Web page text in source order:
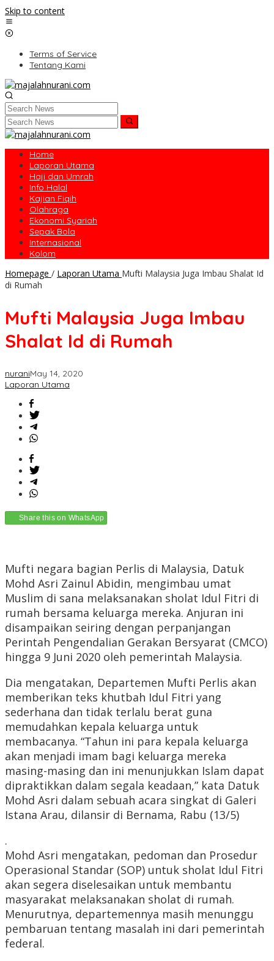
Skip to content
Terms of Service
Tentang Kami
Home
Laporan Utama
Haji dan Umrah
Info Halal
Kajian Fiqih
Olahraga
Ekonomi Syariah
Sepak Bola
Internasional
Kolom
Homepage / Laporan Utama Mufti Malaysia Juga Imbau Shalat Id
di Rumah
Mufti Malaysia Juga Imbau
Shalat Id di Rumah
nuraniMay 14, 2020
Laporan Utama
Share this on WhatsApp
Mufti negara bagian Perlis di Malaysia, Datuk
Mohd Asri Zainul Abidin, mengimbau umat
Muslim di sana melaksanakan sholat Idul Fitri di
rumah bersama keluarga mereka. Anjuran ini
disampaikan seiring dengan perpanjangan
Perintah Pengendalian Gerakan Bersyarat (CMCO)
hingga 9 Juni 2020 oleh pemerintah Malaysia.
Dia mengatakan, Departemen Mufti Perlis akan
memberikan teks khutbah Idul Fitri yang
sederhana dan tidak terlalu berat guna
memudahkan kepala keluarga untuk
membacanya. “Tahun ini para kepala keluarga
akan menjadi imam bagi keluarga mereka
masing-masing dan ini menunjukkan Islam dapat
dipraktikkan dalam segala keadaan,” kata Datuk
Mohd Asri dalam sebuah acara singkat di Galeri
Istana Arau, dilansir di Bernama, Rabu (13/5)
.
Mohd Asri mengatakan, pedoman dan Prosedur
Operasional Standar (SOP) untuk sholat Idul Fitri
akan segera diselesaikan untuk membantu
masyarakat melaksanakan sholat di rumah.
Menurutnya, departemennya masih menunggu
pembaruan tentang masalah ini dari pemerintah
federal.